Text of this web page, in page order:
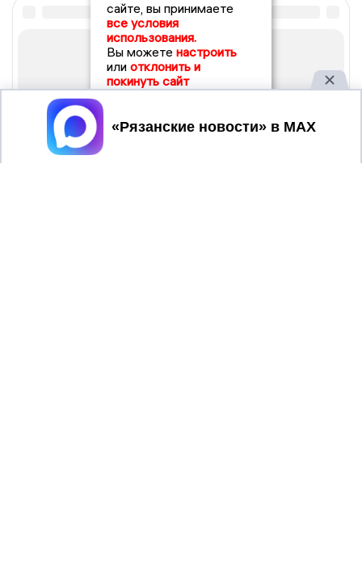
сайте, вы принимаете
все условия
использования.
Вы можете настроить
или отклонить и
покинуть сайт
Принять